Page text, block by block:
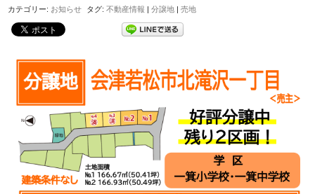
カテゴリー: お知らせ タグ:不動産情報 |分譲地 |売地